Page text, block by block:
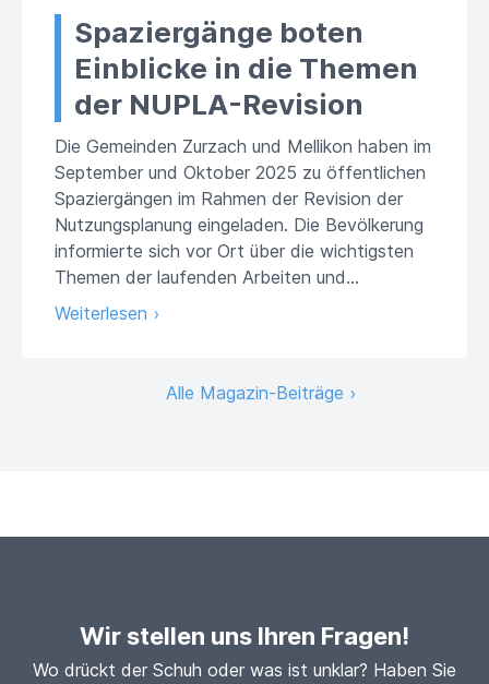
Spaziergänge boten
Einblicke in die Themen
der NUPLA-Revision
Die Gemeinden Zurzach und Mellikon haben im
September und Oktober 2025 zu öffentlichen
Spaziergängen im Rahmen der Revision der
Nutzungsplanung eingeladen. Die Bevölkerung
informierte sich vor Ort über die wichtigsten
Themen der laufenden Arbeiten und...
Weiterlesen ›
Alle Magazin-Beiträge ›
Wir stellen uns Ihren Fragen!
Wo drückt der Schuh oder was ist unklar? Haben Sie